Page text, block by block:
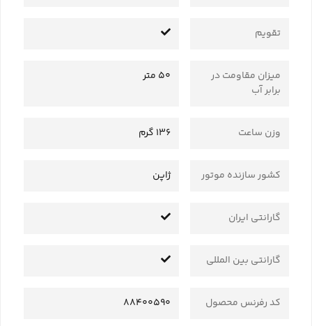
تقویم
میزان مقاومت در
برابر آب
50 متر
وزن ساعت 136 گرم
کشور سازنده موتور ژاپن
گارانتی ایران
گارانتی بین المللی
کد رفرنس محصول 88400590